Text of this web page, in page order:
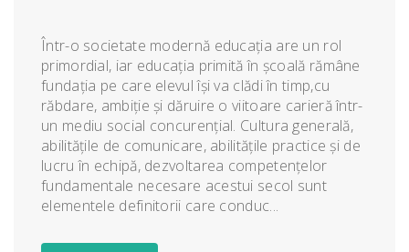
Într-o societate modernă educaţia are un rol
primordial, iar educaţia primită în şcoală rămâne
fundaţia pe care elevul îşi va clădi în timp,cu
răbdare, ambiţie şi dăruire o viitoare carieră într-
un mediu social concurenţial. Cultura generală,
abilităţile de comunicare, abilităţile practice şi de
lucru în echipă, dezvoltarea competenţelor
fundamentale necesare acestui secol sunt
elementele definitorii care conduc...